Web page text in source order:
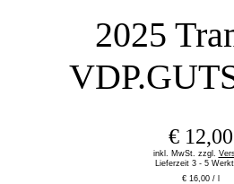
2025
€ 12,00
inkl. MwSt. zzgl.
Lieferzeit 3 - 5
€ 16,00 /